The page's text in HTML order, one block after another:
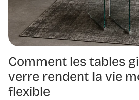
Comment les tables
verre rendent la vie
flexible